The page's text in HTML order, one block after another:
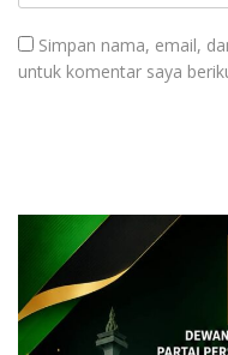
Simpan nama, email,
untuk komentar saya